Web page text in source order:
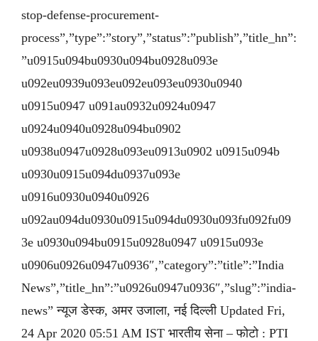
stop-defense-procurement-
process”,”type”:”story”,”status”:”publish”,”title_hn”:
”u0915u094bu0930u094bu0928u093e
u092eu0939u093eu092eu093eu0930u0940
u0915u0947 u091au0932u0924u0947
u0924u0940u0928u094bu0902
u0938u0947u0928u093eu0913u0902 u0915u094b
u0930u0915u094du0937u093e
u0916u0930u0940u0926
u092au094du0930u0915u094du0930u093fu092fu09
3e u0930u094bu0915u0928u0947 u0915u093e
u0906u0926u0947u0936″,”category”:”title”:”India
News”,”title_hn”:”u0926u0947u0936″,”slug”:”india-
news” न्यूज डेस्क, अमर उजाला, नई दिल्ली Updated Fri,
24 Apr 2020 05:51 AM IST भारतीय सेना – फोटो : PTI